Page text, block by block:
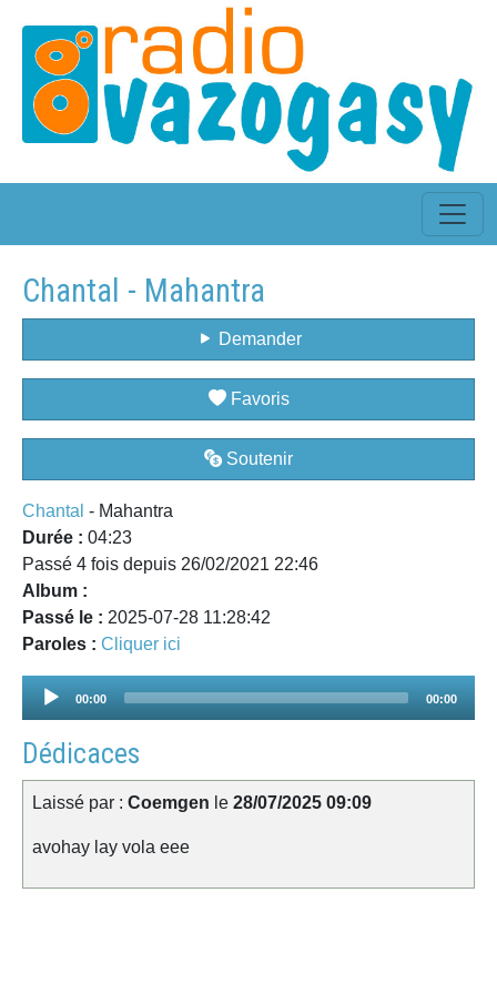
Chantal - Mahantra
Demander
Favoris
Soutenir
Chantal - Mahantra
Durée : 04:23
Passé 4 fois depuis 26/02/2021 22:46
Album :
Passé le : 2025-07-28 11:28:42
Paroles : Cliquer ici
Audio
00:00 00:00
Dédicaces
Laissé par : Coemgen le 28/07/2025 09:09
avohay lay vola eee